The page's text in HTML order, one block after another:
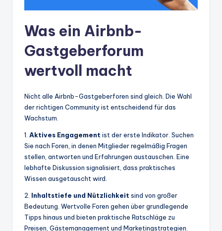
Was ein Airbnb-
Gastgeberforum
wertvoll macht
Nicht alle Airbnb-Gastgeberforen sind gleich. Die Wahl
der richtigen Community ist entscheidend für das
Wachstum.
1. Aktives Engagement ist der erste Indikator. Suchen
Sie nach Foren, in denen Mitglieder regelmäßig Fragen
stellen, antworten und Erfahrungen austauschen. Eine
lebhafte Diskussion signalisiert, dass praktisches
Wissen ausgetauscht wird.
2. Inhaltstiefe und Nützlichkeit sind von großer
Bedeutung. Wertvolle Foren gehen über grundlegende
Tipps hinaus und bieten praktische Ratschläge zu
Preisen, Gästemanagement und Marketingstrategien.